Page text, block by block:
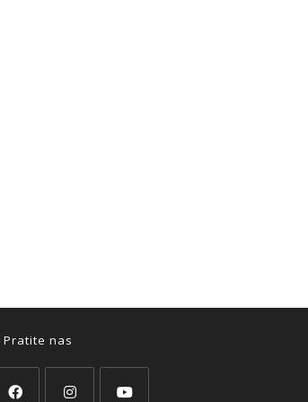
Pratite nas